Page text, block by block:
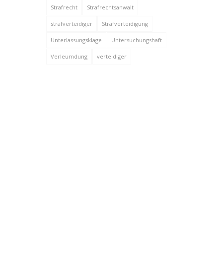
Strafrecht Strafrechtsanwalt
strafverteidiger Strafverteidigung
Unterlassungsklage Untersuchungshaft
Verleumdung verteidiger